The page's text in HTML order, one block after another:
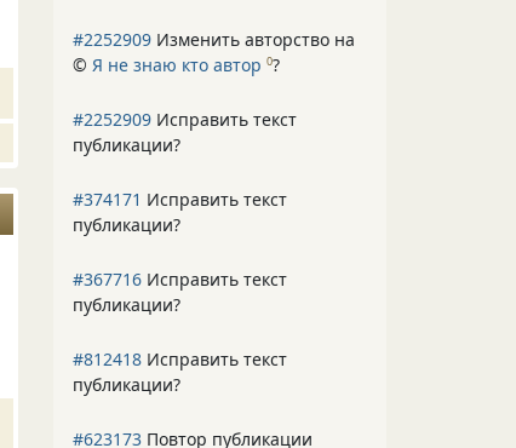
#2252909 Изменить авторство на
© Я не знаю кто автор 0?
#2252909 Исправить текст
публикации?
#374171 Исправить текст
публикации?
#367716 Исправить текст
публикации?
#812418 Исправить текст
публикации?
#623173 Повтор публикации